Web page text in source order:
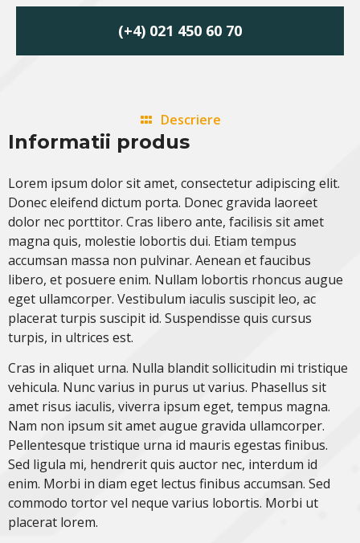
(+4) 021 450 60 70
Descriere
Informatii produs
Lorem ipsum dolor sit amet, consectetur adipiscing elit.
Donec eleifend dictum porta. Donec gravida laoreet
dolor nec porttitor. Cras libero ante, facilisis sit amet
magna quis, molestie lobortis dui. Etiam tempus
accumsan massa non pulvinar. Aenean et faucibus
libero, et posuere enim. Nullam lobortis rhoncus augue
eget ullamcorper. Vestibulum iaculis suscipit leo, ac
placerat turpis suscipit id. Suspendisse quis cursus
turpis, in ultrices est.
Cras in aliquet urna. Nulla blandit sollicitudin mi tristique
vehicula. Nunc varius in purus ut varius. Phasellus sit
amet risus iaculis, viverra ipsum eget, tempus magna.
Nam non ipsum sit amet augue gravida ullamcorper.
Pellentesque tristique urna id mauris egestas finibus.
Sed ligula mi, hendrerit quis auctor nec, interdum id
enim. Morbi in diam eget lectus finibus accumsan. Sed
commodo tortor vel neque varius lobortis. Morbi ut
placerat lorem.